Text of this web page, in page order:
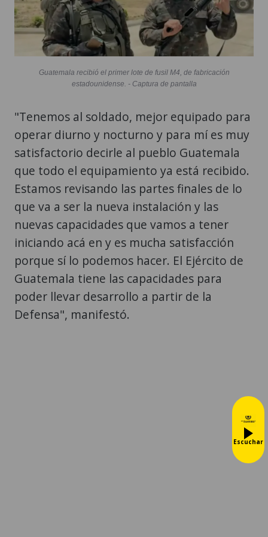
Guatemala recibió el primer lote de fusil M4, de fabricación
estadounidense. - Captura de pantalla
"Tenemos al soldado, mejor equipado para
operar diurno y nocturno y para mí es muy
satisfactorio decirle al pueblo Guatemala
que todo el equipamiento ya está recibido.
Estamos revisando las partes finales de lo
que va a ser la nueva instalación y las
nuevas capacidades que vamos a tener
iniciando acá en y es mucha satisfacción
porque sí lo podemos hacer. El Ejército de
Guatemala tiene las capacidades para
poder llevar desarrollo a partir de la
Defensa", manifestó.
Escuchar